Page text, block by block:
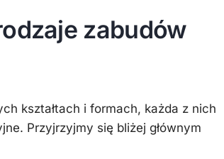
zabudów
kształtach i formach, każda z nich
Przyjrzyjmy się bliżej głównym